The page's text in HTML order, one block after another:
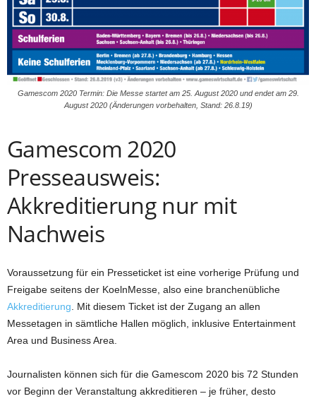
Gamescom 2020 Termin: Die Messe startet am 25. August 2020 und endet am 29.
August 2020 (Änderungen vorbehalten, Stand: 26.8.19)
Gamescom 2020
Presseausweis:
Akkreditierung nur mit
Nachweis
Voraussetzung für ein Presseticket ist eine vorherige Prüfung und
Freigabe seitens der KoelnMesse, also eine branchenübliche
Akkreditierung . Mit diesem Ticket ist der Zugang an allen
Messetagen in sämtliche Hallen möglich, inklusive Entertainment
Area und Business Area.
Journalisten können sich für die Gamescom 2020 bis 72 Stunden
vor Beginn der Veranstaltung akkreditieren – je früher, desto